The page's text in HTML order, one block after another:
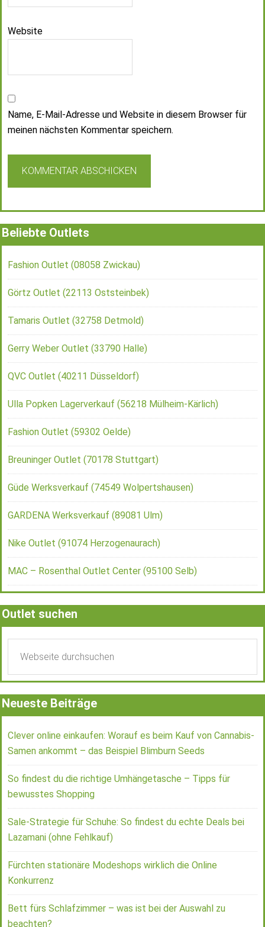
Website
Name, E-Mail-Adresse und Website in diesem Browser für
meinen nächsten Kommentar speichern.
Beliebte Outlets
Fashion Outlet (08058 Zwickau)
Görtz Outlet (22113 Oststeinbek)
Tamaris Outlet (32758 Detmold)
Gerry Weber Outlet (33790 Halle)
QVC Outlet (40211 Düsseldorf)
Ulla Popken Lagerverkauf (56218 Mülheim-Kärlich)
Fashion Outlet (59302 Oelde)
Breuninger Outlet (70178 Stuttgart)
Güde Werksverkauf (74549 Wolpertshausen)
GARDENA Werksverkauf (89081 Ulm)
Nike Outlet (91074 Herzogenaurach)
MAC – Rosenthal Outlet Center (95100 Selb)
Outlet suchen
Neueste Beiträge
Clever online einkaufen: Worauf es beim Kauf von Cannabis-
Samen ankommt – das Beispiel Blimburn Seeds
So findest du die richtige Umhängetasche – Tipps für
bewusstes Shopping
Sale-Strategie für Schuhe: So findest du echte Deals bei
Lazamani (ohne Fehlkauf)
Fürchten stationäre Modeshops wirklich die Online
Konkurrenz
Bett fürs Schlafzimmer – was ist bei der Auswahl zu
beachten?